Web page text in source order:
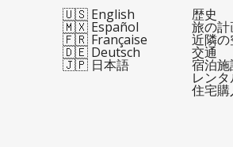
🇺🇸 English
🇲🇽 Español
🇫🇷 Française
🇩🇪 Deutsch
🇯🇵 日本語
歴史
旅の計
近隣の
交通
宿泊施
レン
住宅購